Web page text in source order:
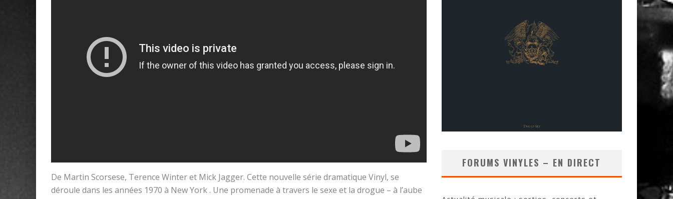
De Martin Scorsese, Terence Winter et Mick Jagger. Cette nouvelle série dramatique Vinyl, se
déroule dans les années 1970 à New York . Une promenade à travers le sexe et la drogue – à l’aube
FORUMS VINYLES – EN DIRECT